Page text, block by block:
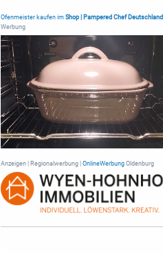
Ofenmeister kaufen im Shop | Pampered Chef Deutschland
Werbung
Anzeigen | Regionalwerbung | OnlineWerbungOldenburg